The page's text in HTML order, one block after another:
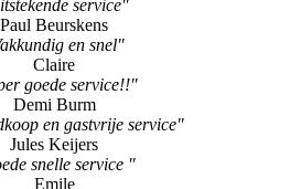
service"
Paul Beurskens
en snel"
Claire
goede service!!"
Demi Burm
en gastvrije service"
Jules Keijers
snelle service "
Emile